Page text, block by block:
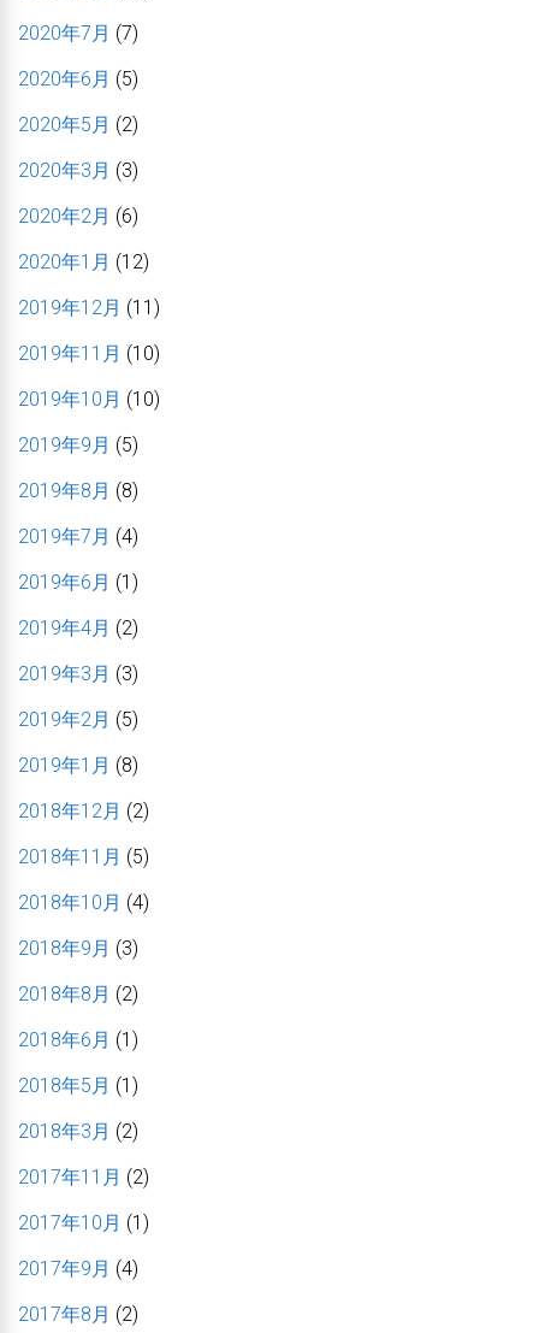
2020年7月 (7)
2020年6月 (5)
2020年5月 (2)
2020年3月 (3)
2020年2月 (6)
2020年1月 (12)
2019年12月 (11)
2019年11月 (10)
2019年10月 (10)
2019年9月 (5)
2019年8月 (8)
2019年7月 (4)
2019年6月 (1)
2019年4月 (2)
2019年3月 (3)
2019年2月 (5)
2019年1月 (8)
2018年12月 (2)
2018年11月 (5)
2018年10月 (4)
2018年9月 (3)
2018年8月 (2)
2018年6月 (1)
2018年5月 (1)
2018年3月 (2)
2017年11月 (2)
2017年10月 (1)
2017年9月 (4)
2017年8月 (2)